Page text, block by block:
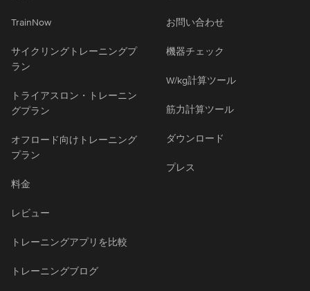
TrainNow
サイクリングトレーニングプ
ラン
トライアスロン・トレーニン
グプラン
オフロード向けトレーニング
プラン
料金
レビュー
トレーニングアプリを比較
トレーニングブログ
お問い合わせ
機器チェック
W/kg計算ツール
筋力計算ツール
ダウンロード
プレス